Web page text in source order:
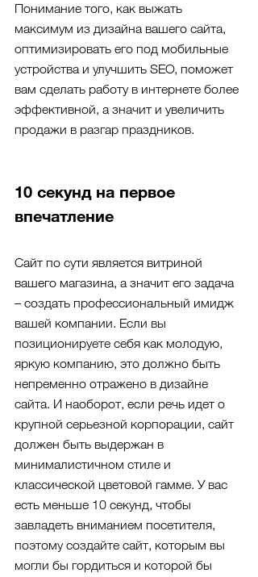
Понимание того, как выжать
максимум из дизайна вашего сайта,
оптимизировать его под мобильные
устройства и улучшить SEO, поможет
вам сделать работу в интернете более
эффективной, а значит и увеличить
продажи в разгар праздников.
10 секунд на первое
впечатление
Сайт по сути является витриной
вашего магазина, а значит его задача
– создать профессиональный имидж
вашей компании. Если вы
позиционируете себя как молодую,
яркую компанию, это должно быть
непременно отражено в дизайне
сайта. И наоборот, если речь идет о
крупной серьезной корпорации, сайт
должен быть выдержан в
минималистичном стиле и
классической цветовой гамме. У вас
есть меньше 10 секунд, чтобы
завладеть вниманием посетителя,
поэтому создайте сайт, которым вы
могли бы гордиться и которой бы